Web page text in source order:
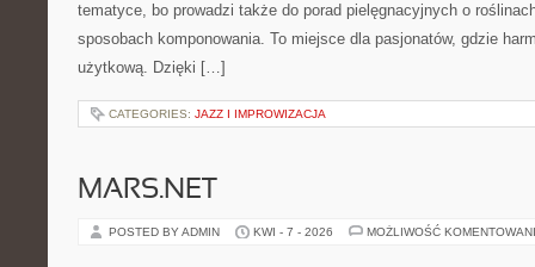
tematyce, bo prowadzi także do porad pielęgnacyjnych o
sposobach komponowania. To miejsce dla pasjonatów, gdzie
użytkową. Dzięki […]
CATEGORIES: JAZZ I IMPROWIZACJA
MARS.NET
POSTED BY ADMIN KWI - 7 - 2026 MOŻLIWOŚĆ